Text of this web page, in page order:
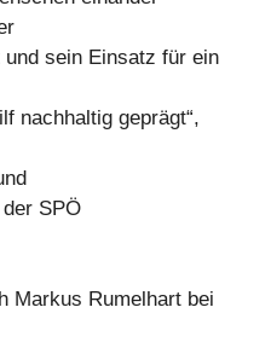
sein Einsatz für ein
nachhaltig geprägt“,
SPÖ
Markus Rumelhart bei